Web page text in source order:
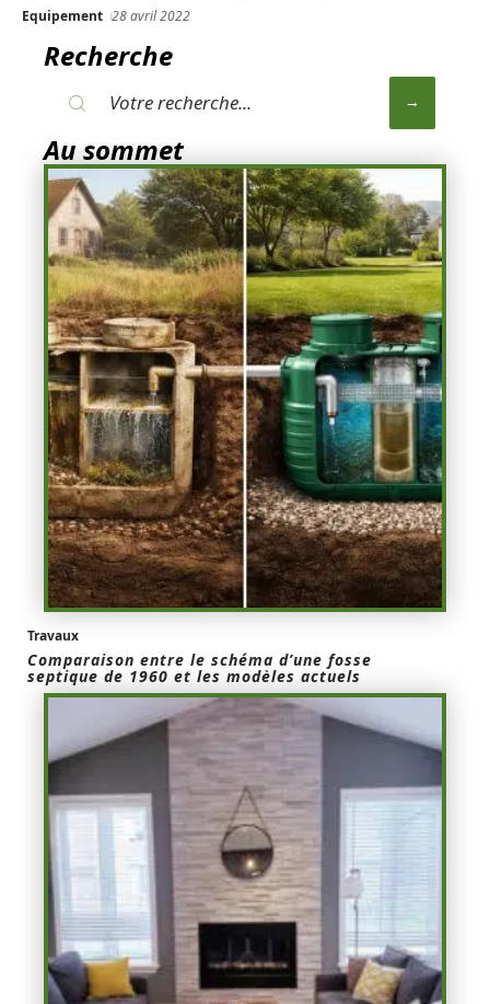
Equipement 28 avril 2022
Recherche
Au sommet
Travaux
Comparaison entre le schéma d’une fosse
septique de 1960 et les modèles actuels